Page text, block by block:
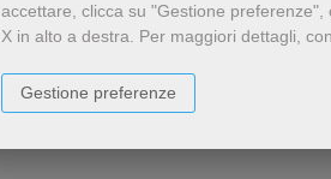
accettare, clicca su "Gestione
X in alto a destra. Per maggiori dettagli,
Gestione preferenze